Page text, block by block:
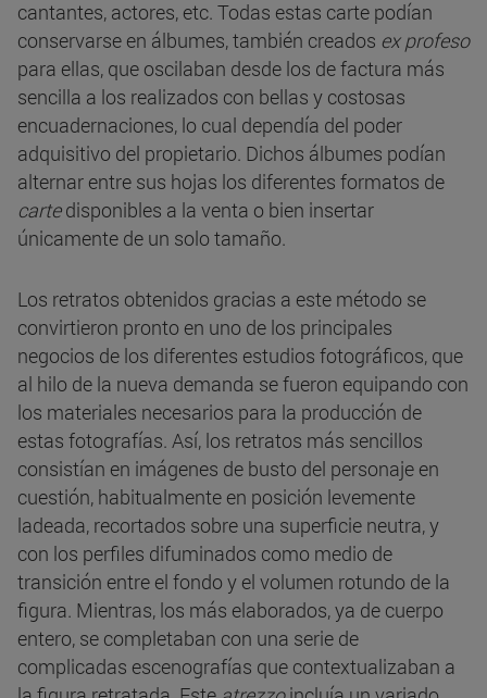
cantantes, actores, etc. Todas estas carte podían
conservarse en álbumes, también creados ex profeso
para ellas, que oscilaban desde los de factura más
sencilla a los realizados con bellas y costosas
encuadernaciones, lo cual dependía del poder
adquisitivo del propietario. Dichos álbumes podían
alternar entre sus hojas los diferentes formatos de
cartedisponibles a la venta o bien insertar
únicamente de un solo tamaño.
Los retratos obtenidos gracias a este método se
convirtieron pronto en uno de los principales
negocios de los diferentes estudios fotográficos, que
al hilo de la nueva demanda se fueron equipando con
los materiales necesarios para la producción de
estas fotografías. Así, los retratos más sencillos
consistían en imágenes de busto del personaje en
cuestión, habitualmente en posición levemente
ladeada, recortados sobre una superficie neutra, y
con los perfiles difuminados como medio de
transición entre el fondo y el volumen rotundo de la
figura. Mientras, los más elaborados, ya de cuerpo
entero, se completaban con una serie de
complicadas escenografías que contextualizaban a